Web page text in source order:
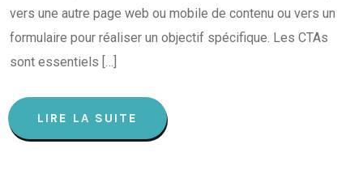
vers une autre page web ou mobile de contenu ou vers un
formulaire pour réaliser un objectif spécifique. Les CTAs
sont essentiels […]
LIRE LA SUITE